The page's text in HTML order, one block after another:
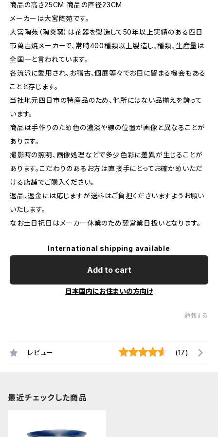
商品の高さ25CM 商品の直径23CM
メーカーは大宮陶苑です。
大宮陶苑（陶炎窯）は花器を製造して50年以上実績のある四日
市萬古焼メーカーで、常時400種類以上製造し、種類、生産量は
全国一と言われています。
各流派に愛用され、お稽古、個展等々でお目に留まる機会もある
ことと存じます。
当社地元四日市の特産品のため、他所にはない品揃えを誇って
います。
商品は手作りのため色の濃淡や線の位置が画像と異なることが
あります。
撮影時の照明、画像処理などで多少色彩に差異が生じることが
あります。こだわりのあるお方は直接手にとってお確かめいただ
ける店舗でご購入ください。
返品、返金には応じますが送料はご負担くださいますようお願い
いたします。
なお土日祝日はメーカー休業のため翌営業日扱いとなります。
International shipping available
Add to cart
日本国内にお住まいの方向け
通報する
レビュー (17)
最近チェックした商品